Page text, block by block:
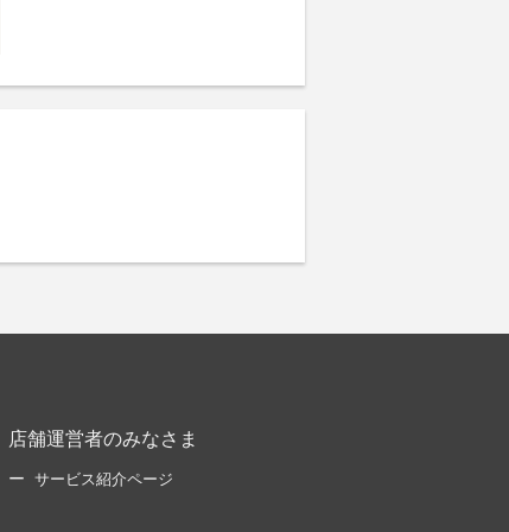
店舗運営者のみなさま
サービス紹介ページ